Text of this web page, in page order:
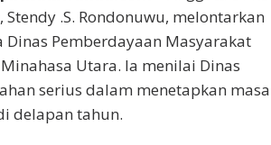
.S. Rondonuwu, melontarkan
Pemberdayaan Masyarakat
Utara. Ia menilai Dinas
serius dalam menetapkan masa
delapan tahun.